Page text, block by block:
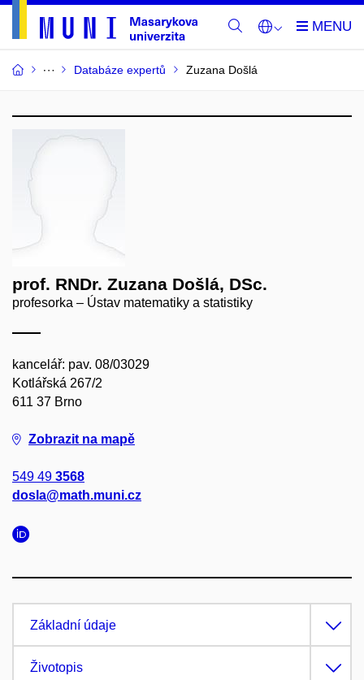
Databáze expertů Zuzana Došlá
prof. RNDr. Zuzana Došlá, DSc.
profesorka – Ústav matematiky a statistiky
kancelář: pav. 08/03029
Kotlářská 267/2
611 37 Brno
Zobrazit na mapě
549 49 3568
dosla@math.muni.cz
Základní údaje
Životopis